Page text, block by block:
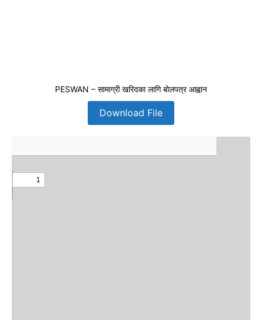
PESWAN – सामाग्री खरिदका लागि बोलपत्र आह्वान
Download File